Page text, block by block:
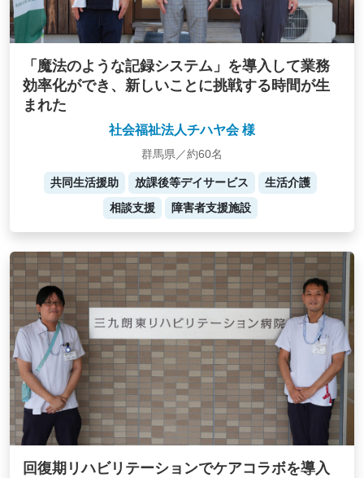
「魔法のような記録システム」を導入して業務
効率化ができ、新しいことに挑戦する時間が生
まれた
社会福祉法人チハヤ会 様
群馬県／約60名
共同生活援助 放課後等デイサービス
生活介護
相談支援
障害者支援施設
回復期リハビリテーションでケアコラボを導入